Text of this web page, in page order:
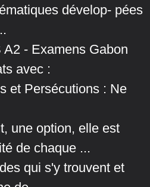
dévelop- pées
- Examens Gabon
avec :
et Persécutions : Ne
une option, elle est
de chaque ...
qui s'y trouvent et